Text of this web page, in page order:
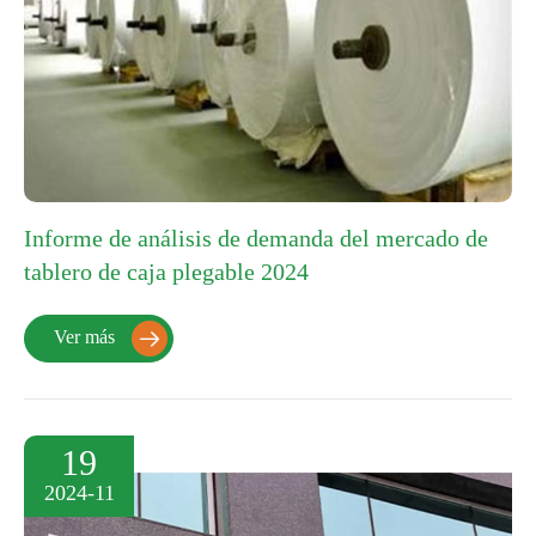
Informe de análisis de demanda del mercado de
tablero de caja plegable 2024
Ver más 
19
2024-11